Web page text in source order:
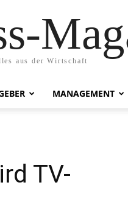
aus der Wirtschaft
MANAGEMENT
TV-